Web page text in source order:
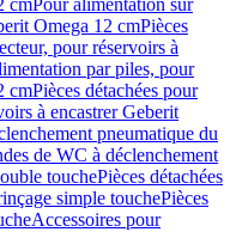
cmPour alimentation sur
Omega 12 cmPièces
pour réservoirs à
par piles, pour
cmPièces détachées pour
à encastrer Geberit
pneumatique du
de WC à déclenchement
touchePièces détachées
simple touchePièces
Accessoires pour